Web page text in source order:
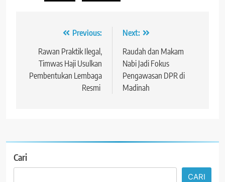
Navigasi
pos
Previous:
Rawan Praktik Ilegal,
Timwas Haji Usulkan
Pembentukan Lembaga
Resmi
Next:
Raudah dan Makam
Nabi Jadi Fokus
Pengawasan DPR di
Madinah
Cari
CARI